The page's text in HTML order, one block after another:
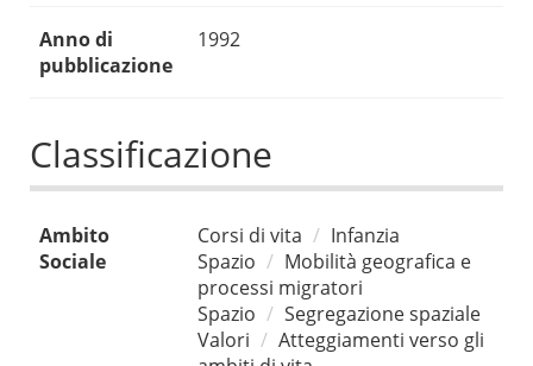
Anno di
pubblicazione
1992
Classificazione
Ambito
Sociale
Corsi di vita
Infanzia
Spazio
Mobilità geografica e
processi migratori
Spazio
Segregazione spaziale
Valori
Atteggiamenti verso gli